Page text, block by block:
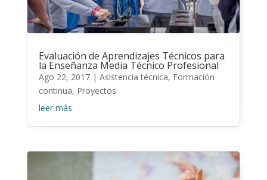
Evaluación de Aprendizajes Técnicos para
la Enseñanza Media Técnico Profesional
Ago 22, 2017| Asistencia técnica, Formación
continua, Proyectos
leer más